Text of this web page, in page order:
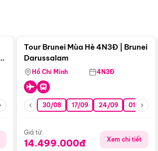
Tour Brunei Mùa Hè 4N3Đ | Brunei
Darussalam
Hồ Chí Minh 4N3Đ
30/08 17/09 24/09 01/10
Giá từ:
14.499.000đ Xem chi tiết